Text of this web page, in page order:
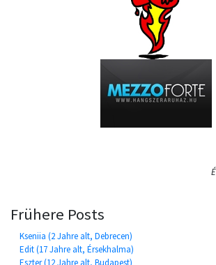
Frühere Posts
Kseniia (2 Jahre alt, Debrecen)
Edit (17 Jahre alt, Érsekhalma)
Eszter (12 Jahre alt, Budapest)